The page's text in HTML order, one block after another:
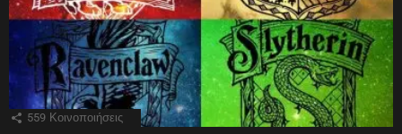
559 Κοινοποιήσεις